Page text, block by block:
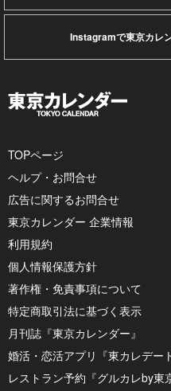
Instagramで東京カレ
TOPページ
ヘルプ・お問合せ
広告に関するお問合せ
東京カレンダー 企業情報
利用規約
個人情報保護方針
著作権・免責事項について
特定商取引法に基づく表示
月刊誌『東京カレンダー』
婚活・恋活アプリ『東カレデー
レストラン予約『グルカレby東